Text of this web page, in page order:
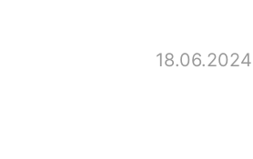
18.06.2024